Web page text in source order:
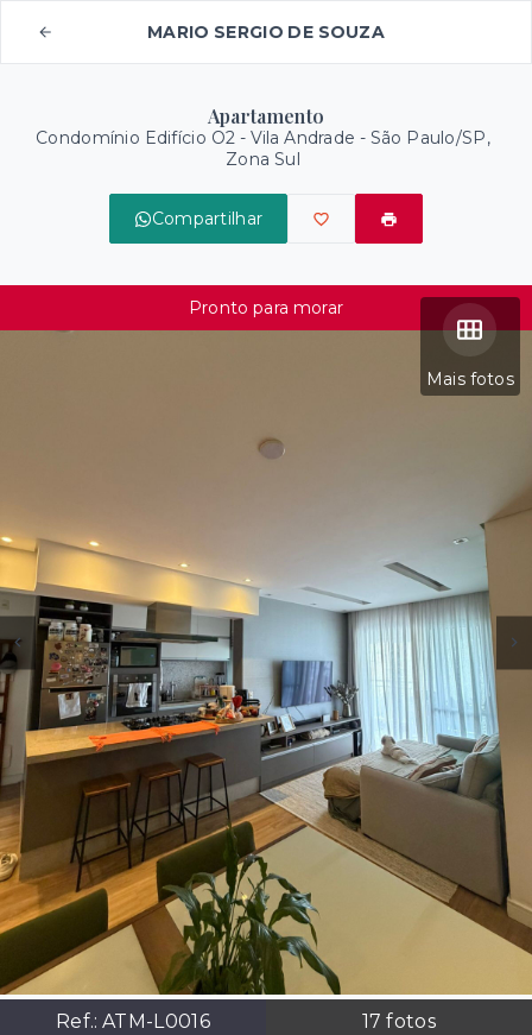
MARIO SERGIO DE SOUZA
Apartamento
Condomínio Edifício O2 - Vila Andrade - São Paulo/SP,
Zona Sul
Compartilhar
Mais fotos
Ref.:ATM-L0016 17 fotos
Pronto para morar